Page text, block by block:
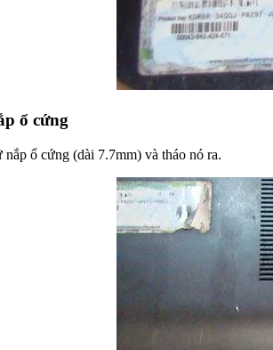
ổ cứng
ổ cứng (dài 7.7mm) và tháo nó ra.